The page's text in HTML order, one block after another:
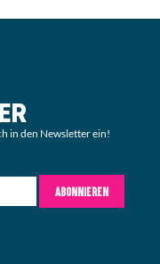
in den Newsletter ein!
ABONNIEREN